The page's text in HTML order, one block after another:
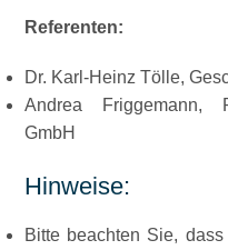
Referenten:
Dr. Karl-Heinz Tölle,
Andrea Friggemann,
GmbH
Hinweise:
Bitte beachten Sie,